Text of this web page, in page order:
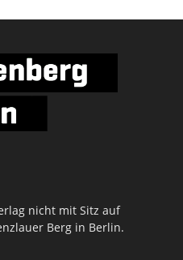
nicht mit Sitz auf
Berg in Berlin.